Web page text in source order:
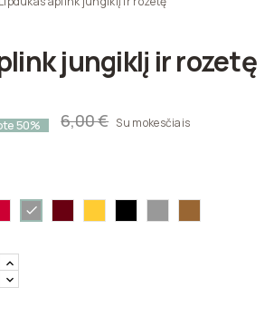
jungiklį ir rozetę
50% 6,00 € Su mokesčiais
Raudona-
3122Sidabrinė-3108
Tamsiai
80
Geltona-
Juoda-Pilka-Auksinė-3102